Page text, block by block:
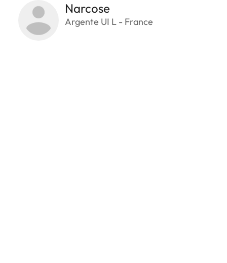
Narcose
Argente UI L - France